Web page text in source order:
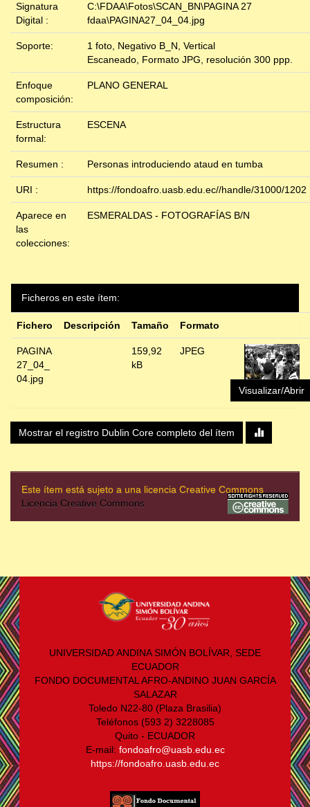
Signatura
Digital :
C:\FDAA\Fotos\SCAN_BN\PAGINA 27
fdaa\PAGINA27_04_04.jpg
Soporte:
1 foto, Negativo B_N, Vertical
Escaneado, Formato JPG, resolución 300 ppp.
Enfoque
composición:
PLANO GENERAL
Estructura
formal:
ESCENA
Resumen : Personas introduciendo ataud en tumba
URI : https://fondoafro.uasb.edu.ec//handle/31000/1202
Aparece en
las
colecciones:
ESMERALDAS - FOTOGRAFÍAS B/N
Ficheros en este ítem:
Fichero Descripción Tamaño Formato
PAGINA
27_04_
04.jpg
159,92
kB
JPEG
Visualizar/Abrir
Mostrar el registro Dublin Core completo del ítem
Este ítem está sujeto a una licencia Creative Commons
Licencia Creative Commons
UNIVERSIDAD ANDINA SIMÓN BOLÍVAR, SEDE
ECUADOR
FONDO DOCUMENTAL AFRO-ANDINO JUAN GARCÍA
SALAZAR
Toledo N22-80 (Plaza Brasilia)
Teléfonos (593 2) 3228085
Quito - ECUADOR
E-mail: fondoafro@uasb.edu.ec
https://fondoafro.uasb.edu.ec